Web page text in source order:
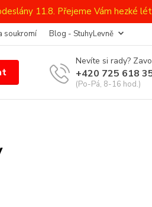
11.8. Přejeme Vám hezké
soukromí Blog - StuhyLevně
Nevíte si rady?
+420 725 618
(Po-Pá, 8-16 hod.)